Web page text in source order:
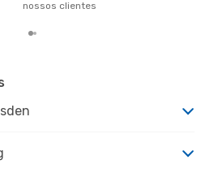
nossos clientes